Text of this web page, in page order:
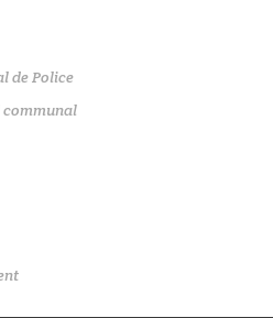
de Police
communal